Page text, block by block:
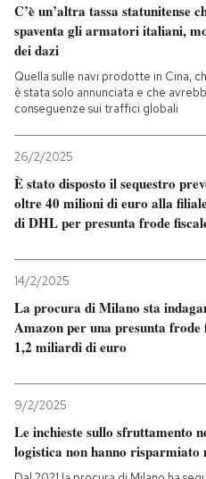
C’è un’altra tassa statunitense
spaventa gli armatori italiani,
dei dazi
Quella sulle navi prodotte in Cina,
è stata solo annunciata e che
conseguenze sui traffici globali
26/2/2025
È stato disposto il sequestro
oltre 40 milioni di euro alla
di DHL per presunta frode
14/2/2025
La procura di Milano sta
Amazon per una presunta frode
1,2 miliardi di euro
9/2/2025
Le inchieste sullo sfruttamento
logistica non hanno risparmiato